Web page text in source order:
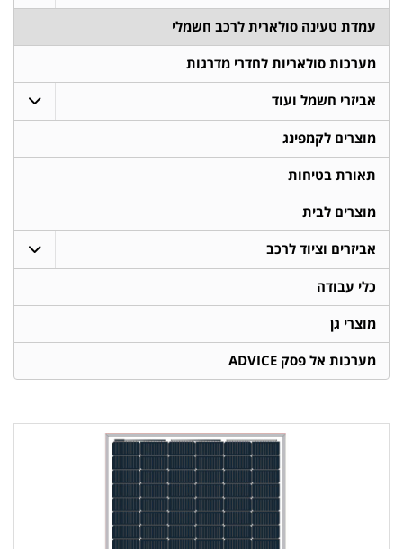
עמדת טעינה סולארית לרכב חשמלי
מערכות סולאריות לחדרי מדרגות
אביזרי חשמל ועוד
מוצרים לקמפינג
תאורת בטיחות
מוצרים לבית
אביזרים וציוד לרכב
כלי עבודה
מוצרי גן
מערכות אל פסק ADVICE